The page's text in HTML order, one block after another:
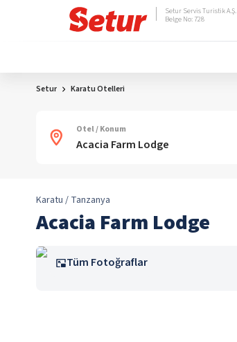
Setur Servis Turistik A.Ş.
Belge No: 728
Setur Karatu Otelleri
Otel / Konum
Karatu / Tanzanya
Acacia Farm Lodge
Tüm Fotoğraflar